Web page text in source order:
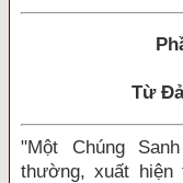
Từ
"Một Chúng
thường, xuất